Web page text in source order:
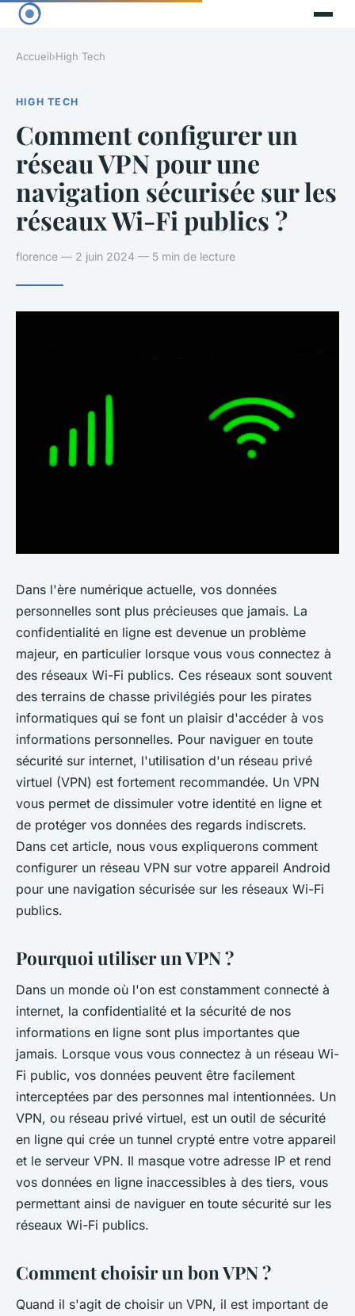
Accueil›High Tech
HIGH TECH
Comment configurer un
réseau VPN pour une
navigation sécurisée sur les
réseaux Wi-Fi publics ?
florence — 2 juin 2024 — 5 min de lecture
Dans l'ère numérique actuelle, vos données
personnelles sont plus précieuses que jamais. La
confidentialité en ligne est devenue un problème
majeur, en particulier lorsque vous vous connectez à
des réseaux Wi-Fi publics. Ces réseaux sont souvent
des terrains de chasse privilégiés pour les pirates
informatiques qui se font un plaisir d'accéder à vos
informations personnelles. Pour naviguer en toute
sécurité sur internet, l'utilisation d'un réseau privé
virtuel (VPN) est fortement recommandée. Un VPN
vous permet de dissimuler votre identité en ligne et
de protéger vos données des regards indiscrets.
Dans cet article, nous vous expliquerons comment
configurer un réseau VPN sur votre appareil Android
pour une navigation sécurisée sur les réseaux Wi-Fi
publics.
Pourquoi utiliser un VPN ?
Dans un monde où l'on est constamment connecté à
internet, la confidentialité et la sécurité de nos
informations en ligne sont plus importantes que
jamais. Lorsque vous vous connectez à un réseau Wi-
Fi public, vos données peuvent être facilement
interceptées par des personnes mal intentionnées. Un
VPN, ou réseau privé virtuel, est un outil de sécurité
en ligne qui crée un tunnel crypté entre votre appareil
et le serveur VPN. Il masque votre adresse IP et rend
vos données en ligne inaccessibles à des tiers, vous
permettant ainsi de naviguer en toute sécurité sur les
réseaux Wi-Fi publics.
Comment choisir un bon VPN ?
Quand il s'agit de choisir un VPN, il est important de